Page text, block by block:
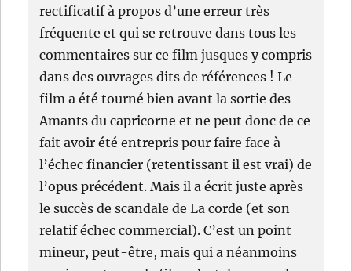
rectificatif à propos d’une erreur très
fréquente et qui se retrouve dans tous les
commentaires sur ce film jusques y compris
dans des ouvrages dits de références ! Le
film a été tourné bien avant la sortie des
Amants du capricorne et ne peut donc de ce
fait avoir été entrepris pour faire face à
l’échec financier (retentissant il est vrai) de
l’opus précédent. Mais il a écrit juste après
le succès de scandale de La corde (et son
relatif échec commercial). C’est un point
mineur, peut-être, mais qui a néanmoins